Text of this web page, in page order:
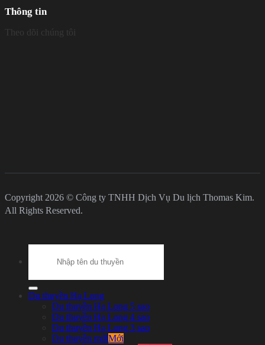
Thông tin
Theo dõi chúng tôi
Copyright 2026 © Công ty TNHH Dịch Vụ Du lịch Thomas Kim.
All Rights Reserved.
Du thuyền Hạ Long
Du thuyền Hạ Long 5 sao
Du thuyền Hạ Long 4 sao
Du thuyền Hạ Long 3 sao
Du thuyền mới